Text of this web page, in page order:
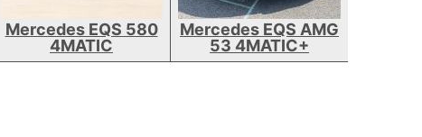
Mercedes EQS 580
4MATIC
Mercedes EQS AMG
53 4MATIC+